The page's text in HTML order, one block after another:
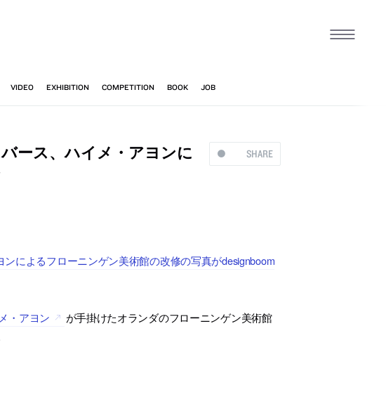
SHARE
ース、ハイメ・アヨンに
によるフローニンゲン美術館の改修の写真がdesignboom
・アヨン
が手掛けたオランダのフローニンゲン美術館